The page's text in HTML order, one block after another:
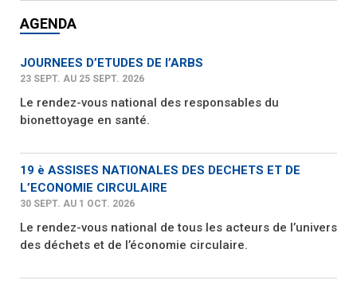
AGENDA
JOURNEES D’ETUDES DE l’ARBS
23 SEPT. AU 25 SEPT. 2026
Le rendez-vous national des responsables du
bionettoyage en santé.
19 è ASSISES NATIONALES DES DECHETS ET DE
L’ECONOMIE CIRCULAIRE
30 SEPT. AU 1 OCT. 2026
Le rendez-vous national de tous les acteurs de l’univers
des déchets et de l’économie circulaire.